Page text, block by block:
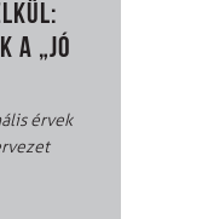
A „JÓ
érvek